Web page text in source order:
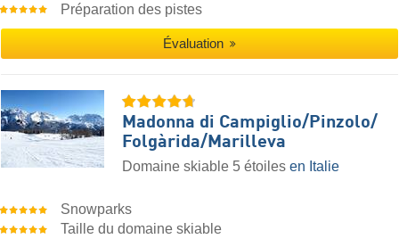
Préparation des pistes
Évaluation
Madonna di Campiglio/​Pinzolo/​
Folgàrida/​Marilleva
Domaine skiable 5 étoiles en Italie
Snowparks
Taille du domaine skiable